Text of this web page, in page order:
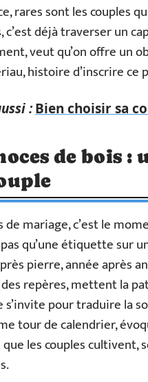
rares sont les couples
c’est déjà traverser un
veut qu’on offre un
histoire d’inscrire ce
:Bien choisir sa
de bois
de mariage, c’est le
qu’une étiquette sur
pierre, année après
repères, mettent la
s’invite pour traduire la
tour de calendrier,
les couples cultivent,